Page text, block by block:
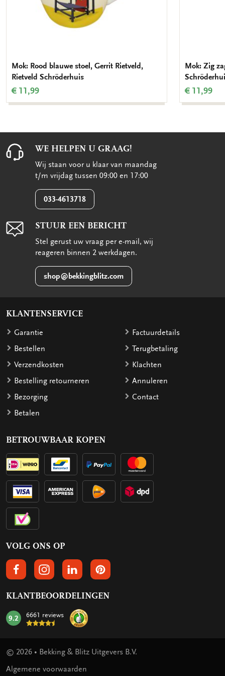
Mok: Rood blauwe stoel, Gerrit Rietveld,
Rietveld Schröderhuis
€ 11,99
Mok: Zig
€ 11,99
WE HELPEN U GRAAG!
Wij staan voor u klaar van maandag
t/m vrijdag tussen 09:00 en 17:00
033-4613718
STUUR EEN BERICHT
Stel gerust uw vraag per e-mail, wij
reageren binnen 2 werkdagen.
shop@bekkingblitz.com
KLANTENSERVICE
Garantie
Bestellen
Verzendkosten
Bestelling retourneren
Bezorging
Betalen
Factuurdetails
Terugbetaling
Klachten
Annuleren
Contact
BETROUWBAAR KOPEN
VOLG ONS OP
VOLGS ONS OP FACEBOOK
VOLG ONS OP INSTAGRAM
VOLG ONS OP LINKEDIN
VOLG ONS OP PINTEREST
KLANTBEOORDELINGEN
mark:
9.2 6661 reviews
© 2026 • Bekking & Blitz Uitgevers B.V.
Algemene voorwaarden